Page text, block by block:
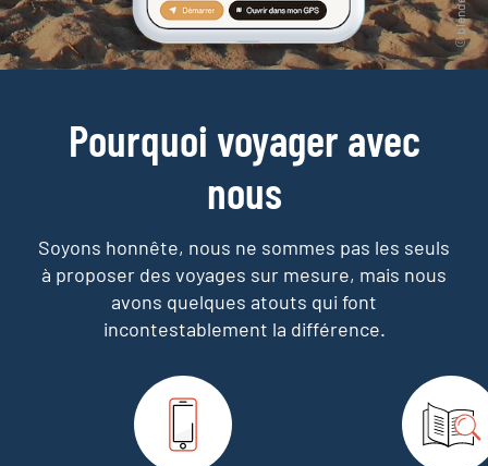
Pourquoi voyager avec
nous
Soyons honnête, nous ne sommes pas les seuls
à proposer des voyages sur mesure, mais nous
avons quelques atouts qui font
incontestablement la différence.